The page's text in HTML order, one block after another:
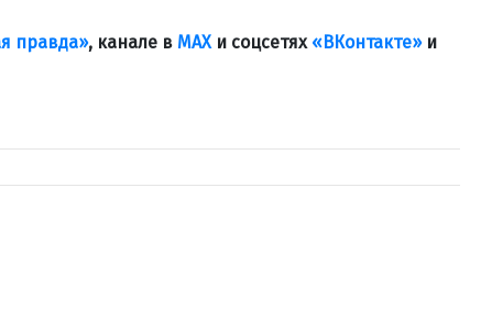
правда», канале в МАХи соцсетях «ВКонтакте»и